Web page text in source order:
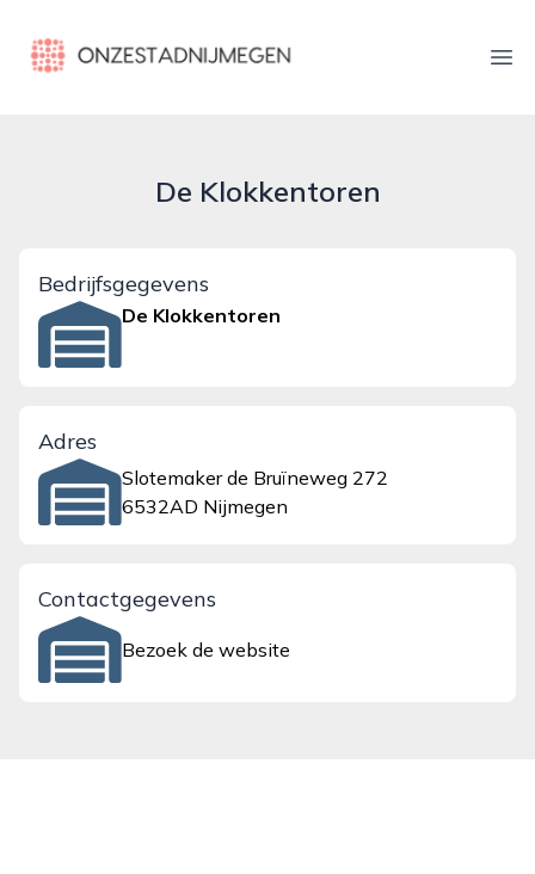
onzestadnijmegen.nl
De Klokkentoren
Bedrijfsgegevens
De Klokkentoren
Adres
Slotemaker de Bruïneweg 272
6532AD Nijmegen
Contactgegevens
Bezoek de website